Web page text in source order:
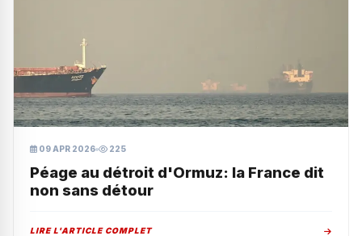
09 APR 2026 225
Péage au détroit d'Ormuz: la France dit
non sans détour
LIRE L'ARTICLE COMPLET